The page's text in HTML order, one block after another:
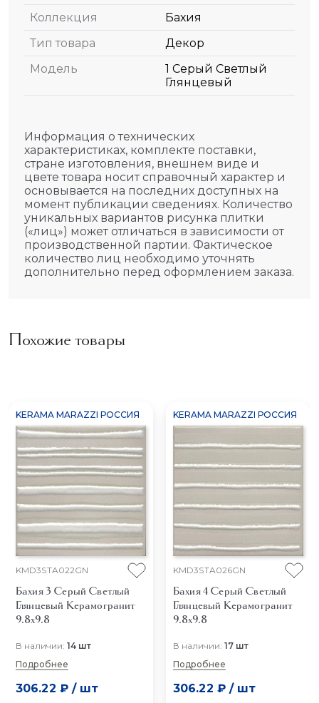
Коллекция
Бахия
Тип товара
Декор
Модель
1 Серый Светлый
Глянцевый
Информация о технических
характеристиках, комплекте поставки,
стране изготовления, внешнем виде и
цвете товара носит справочный характер и
основывается на последних доступных на
момент публикации сведениях. Количество
уникальных вариантов рисунка плитки
(«лиц») может отличаться в зависимости от
производственной партии. Фактическое
количество лиц необходимо уточнять
дополнительно перед оформлением заказа.
Похожие товары
KERAMA MARAZZI РОССИЯ
KMD3STA022GN
Бахия 3 Серый Светлый
Глянцевый Керамогранит
9.8x9.8
В наличии: 14 шт
Подробнее
306.22 ₽/ шт
KERAMA MARAZZI РОССИЯ
KMD3STA026GN
Бахия 4 Серый Светлый
Глянцевый Керамогранит
9.8x9.8
В наличии: 17 шт
Подробнее
306.22 ₽/ шт